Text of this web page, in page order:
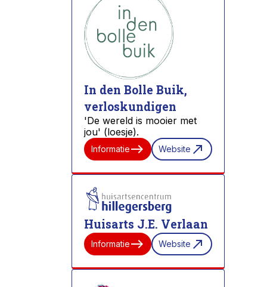
In den Bolle Buik,
verloskundigen
'De wereld is mooier met
jou' (loesje).
Informatieeast Website north_east
Huisarts J.E. Verlaan
Informatieeast Website north_east